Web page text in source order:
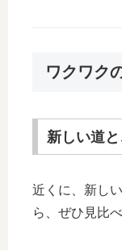
ワクワク
新しい道
近くに、新し
ら、ぜひ見比